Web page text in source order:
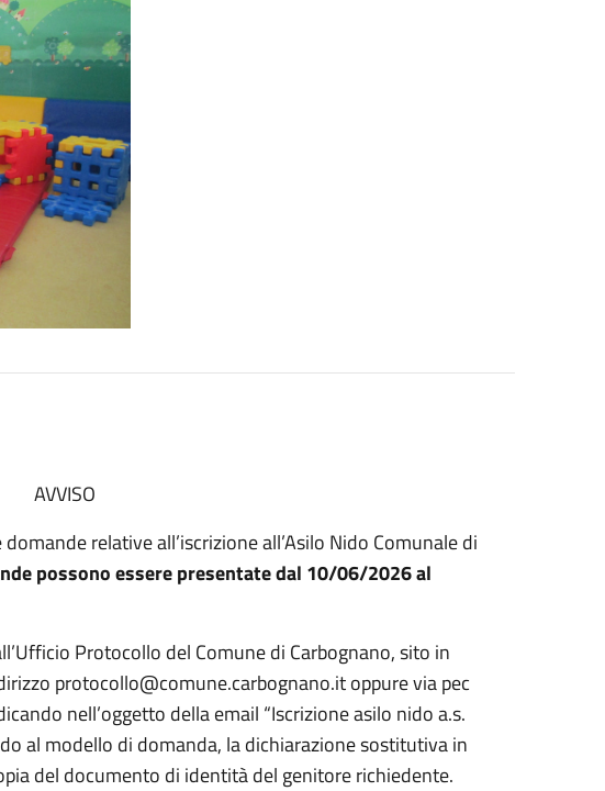
AVVISO
relative all’iscrizione all’Asilo Nido Comunale di
possono essere presentate dal 10/06/2026 al
Protocollo del Comune di Carbognano, sito in
protocollo@comune.carbognano.it oppure via pec
nell’oggetto della email “Iscrizione asilo nido a.s.
al modello di domanda, la dichiarazione sostitutiva in
del documento di identità del genitore richiedente.